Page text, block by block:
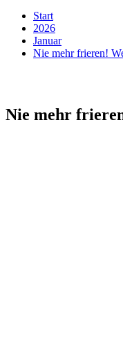
Start
2026
Januar
Nie mehr frieren!
Nie mehr